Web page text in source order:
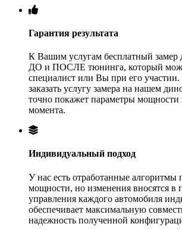
Гарантия результата
К Вашим услугам бесплатный замер
ДО и ПОСЛЕ тюнинга, который
специалист или Вы при его
заказать услугу замера на нашем
точно покажет параметры мощности
момента.
Индивидуальный подход
У нас есть отработанные алгоритмы
мощности, но изменения вносятся в
управления каждого автомобиля
обеспечивает максимальную
надежность полученной